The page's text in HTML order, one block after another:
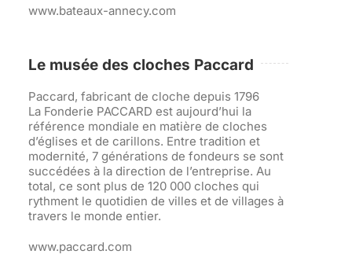
www.bateaux-annecy.com
Le musée des cloches Paccard
Paccard, fabricant de cloche depuis 1796
La Fonderie PACCARD est aujourd’hui la
référence mondiale en matière de cloches
d’églises et de carillons. Entre tradition et
modernité, 7 générations de fondeurs se sont
succédées à la direction de l’entreprise. Au
total, ce sont plus de 120 000 cloches qui
rythment le quotidien de villes et de villages à
travers le monde entier.
www.paccard.com